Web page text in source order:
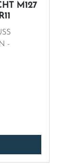
M127
-